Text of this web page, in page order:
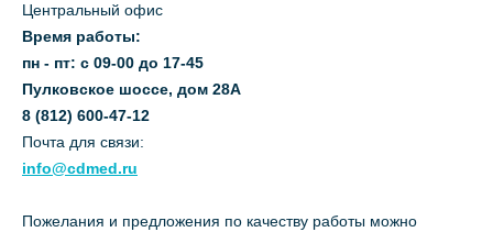
Центральный офис
Время работы:
пн - пт: с 09-00 до 17-45
Пулковское шоссе, дом 28А
8 (812) 600-47-12
Почта для связи:
info@cdmed.ru
Пожелания и предложения по качеству работы можно